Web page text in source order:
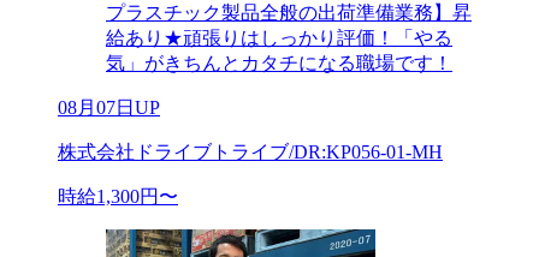
プラスチック製品全般の出荷準備業務】昇
給あり★頑張りはしっかり評価！「やる
気」がきちんとカタチになる職場です！
08月07日UP
株式会社ドライブトライブ/DR:KP056-01-MH
時給1,300円〜